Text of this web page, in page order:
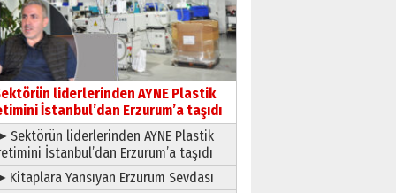
Hakka yürüdü.!
26 Mart 2026 Perşembe
Cem Bakırcı
Ardında bıraktığı hatıralarıyla
gönül adamı Faruk Terzioğlu!
13 Mayıs 2026 Çarşamba
Esat BİNDESEN
Başkan Sekmen’den Erzurum’a
bir vizyon proje daha!
02 Ağustos 2026 Pazar
liderlerinden AYNE Plastik
İstanbul’dan Erzurum’a taşıdı
Sektörün liderlerinden AYNE Plastik
İstanbul’dan Erzurum’a taşıdı
Kitaplara Yansıyan Erzurum Sevdası